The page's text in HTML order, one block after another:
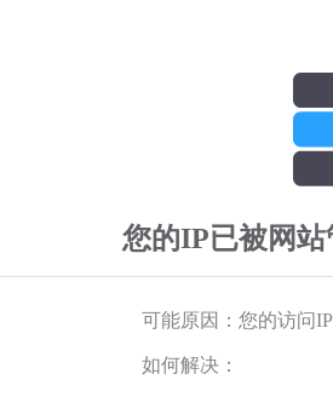
您的IP已被网
可能原因：您的访问
如何解决：